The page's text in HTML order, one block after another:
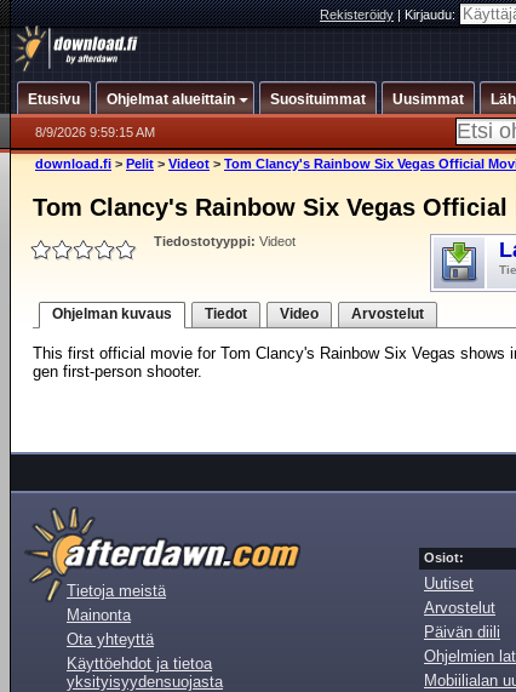
Rekisteröidy|Kirjaudu:
Etusivu Ohjelmat alueittain Suosituimmat Uusimmat
8/9/2026 9:59:15 AM
download.fi > Pelit > Videot > Tom Clancy's Rainbow Six Vegas Official
Tom Clancy's Rainbow Six Vegas Official
Tiedostotyyppi: Videot
Ohjelman kuvaus Tiedot Video Arvostelut
This first official movie for Tom Clancy's Rainbow Six Vegas shows
gen first-person shooter.
Tietoja meistä
Mainonta
Ota yhteyttä
Käyttöehdot ja tietoa
yksityisyydensuojasta
Osiot:
Uutiset
Arvostelut
Päivän diili
Ohjelmien
Mobiilialan